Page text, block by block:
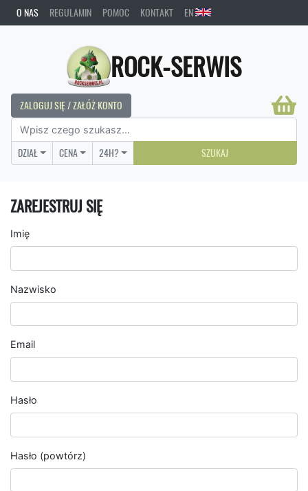
O NAS REGULAMIN POMOC KONTAKT EN
ROCK-SERWIS
ZALOGUJ SIĘ / ZAŁÓŻ KONTO
DZIAŁ CENA 24H? SZUKAJ
ZAREJESTRUJ SIĘ
Imię
Nazwisko
Email
Hasło
Hasło (powtórz)